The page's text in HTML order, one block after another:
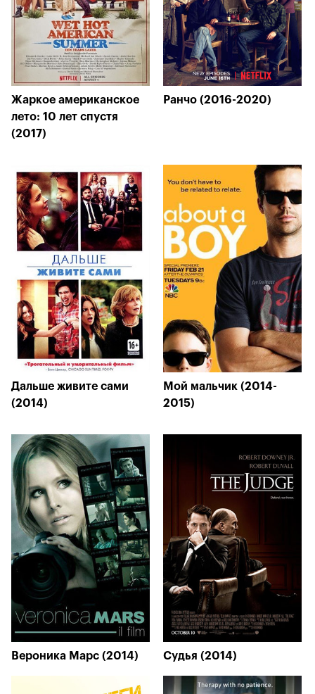
Жаркое американское
лето: 10 лет спустя
(2017)
Ранчо (2016-2020)
Дальше живите сами
(2014)
Мой мальчик (2014-
2015)
Вероника Марс (2014) Судья (2014)